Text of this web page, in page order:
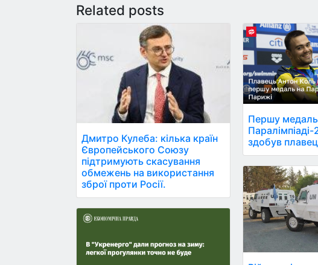
Related posts
Дмитро Кулеба: кілька країн
Європейського Союзу
підтримують скасування
обмежень на використання
зброї проти Росії.
Першу медаль
здобув